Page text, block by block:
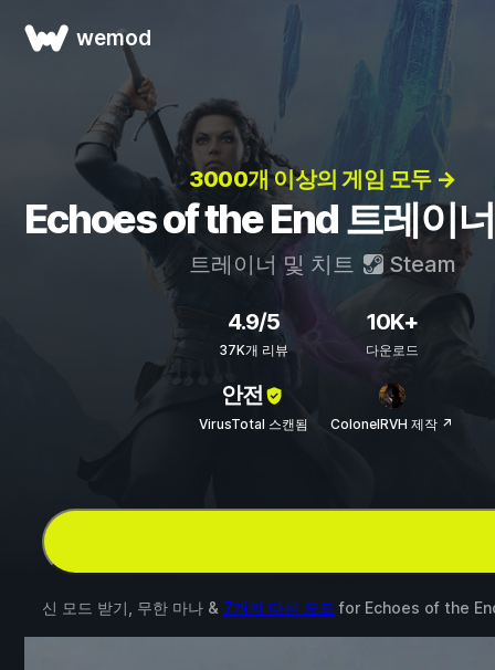
wemod
3000개 이상의 게임 모두 →
Echoes of the End 트레이
트레이너 및 치트 Steam
4.9/5
37K개 리뷰
10K+
다운로드
안전
VirusTotal 스캔됨 ColonelRVH 제작 ↗
신 모드 받기, 무한 마나 & 7개의 다른 모드 for Echoes of the